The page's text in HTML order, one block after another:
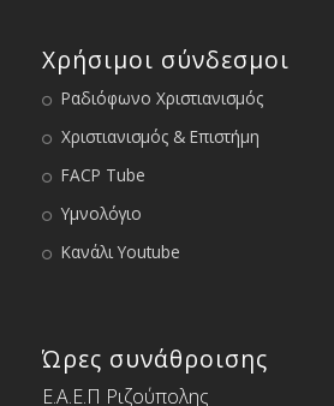
Χρήσιμοι σύνδεσμοι
Ραδιόφωνο Χριστιανισμός
Χριστιανισμός & Επιστήμη
FACP Tube
Υμνολόγιο
Κανάλι Youtube
Ώρες συνάθροισης
Ε.Α.Ε.Π Ριζούπολης